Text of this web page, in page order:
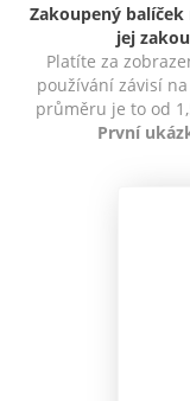
Zakoupený
jej
Platíte za
používání závisí
průměru je to od
První